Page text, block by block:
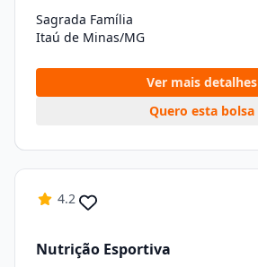
Sagrada Família
Itaú de Minas/MG
Ver mais detalhes
Quero esta bolsa
4.2
Nutrição Esportiva